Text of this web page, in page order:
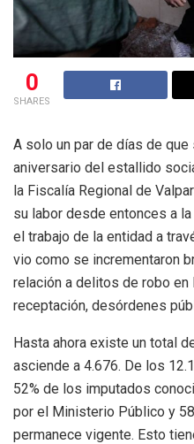
0
SHARES
A solo un par de días de
aniversario del estallido
la Fiscalía Regional de
su labor desde entonces a
el trabajo de la entidad a
vio como se incrementaron
relación a delitos de robo en
receptación, desórdenes
Hasta ahora existe un total
asciende a 4.676. De los
52% de los imputados
por el Ministerio Público y
permanece vigente. Esto